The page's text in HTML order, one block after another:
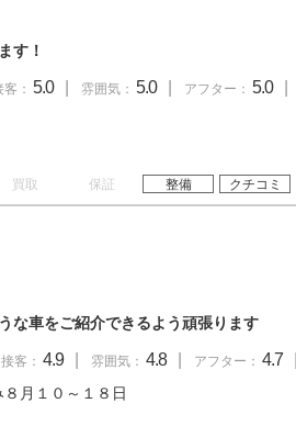
す！
客： 5.0 雰囲気： 5.0 アフター： 5.0
買取 保証 整備 クチコミ
車をご紹介できるよう頑張ります
接客： 4.9 雰囲気： 4.8 アフター： 4.7
月１０～１８日